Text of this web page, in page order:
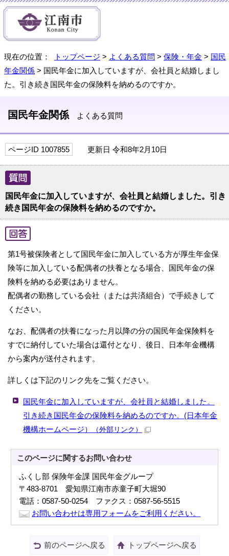
現在の位置： トップページ > よくある質問 > 保険・年金 > 国民
年金関係 > 国民年金に加入していますが、会社員と結婚しまし
た。引き続き国民年金の保険料を納めるのですか。
国民年金関係 よくある質問
ページID 1007855 更新日 令和8年2月10日
国民年金に加入していますが、会社員と結婚しました。引き
続き国民年金の保険料を納めるのですか。
第1号被保険者として国民年金に加入している方が厚生年金保
険等に加入している配偶者の扶養となる場合、国民年金の保
険料を納める必要はありません。
配偶者の勤務している会社（または共済組合）で手続きして
ください。
なお、配偶者の扶養になった月以降の分の国民年金保険料を
すでに納付していた場合は還付となり、後日、日本年金機構
から案内が送付されます。
詳しくは下記のリンク先をご覧ください。
国民年金に加入していますが、会社員と結婚しました。
引き続き国民年金の保険料を納めるのですか。(日本年金
機構ホームページ）
（外部リンク）
このページに関するお問い合わせ
ふくし部 保険年金課 国民年金グループ
〒483-8701 愛知県江南市赤童子町大堀90
電話：0587-50-0254 ファクス：0587-56-5515
お問い合わせは専用フォームをご利用ください。
前のページへ戻る トップページへ戻る